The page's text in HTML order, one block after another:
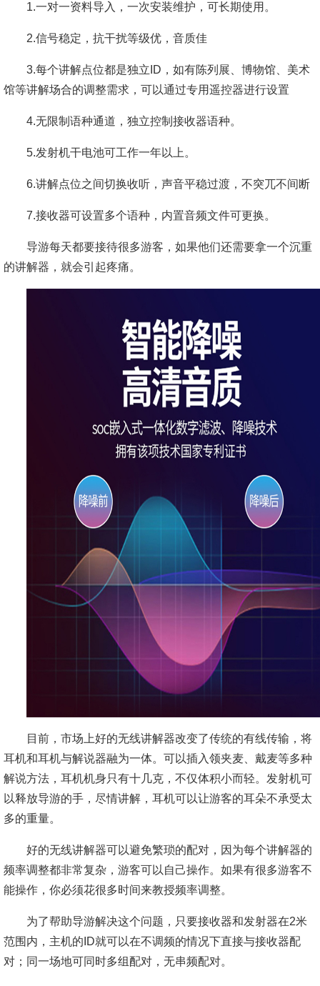
1.一对一资料导入，一次安装维护，可长期使用。
2.信号稳定，抗干扰等级优，音质佳
3.每个讲解点位都是独立ID，如有陈列展、博物馆、美术
馆等讲解场合的调整需求，可以通过专用遥控器进行设置
4.无限制语种通道，独立控制接收器语种。
5.发射机干电池可工作一年以上。
6.讲解点位之间切换收听，声音平稳过渡，不突兀不间断
7.接收器可设置多个语种，内置音频文件可更换。
导游每天都要接待很多游客，如果他们还需要拿一个沉重
的讲解器，就会引起疼痛。
目前，市场上好的无线讲解器改变了传统的有线传输，将
耳机和耳机与解说器融为一体。可以插入领夹麦、戴麦等多种
解说方法，耳机机身只有十几克，不仅体积小而轻。发射机可
以释放导游的手，尽情讲解，耳机可以让游客的耳朵不承受太
多的重量。
好的无线讲解器可以避免繁琐的配对，因为每个讲解器的
频率调整都非常复杂，游客可以自己操作。如果有很多游客不
能操作，你必须花很多时间来教授频率调整。
为了帮助导游解决这个问题，只要接收器和发射器在2米
范围内，主机的ID就可以在不调频的情况下直接与接收器配
对；同一场地可同时多组配对，无串频配对。